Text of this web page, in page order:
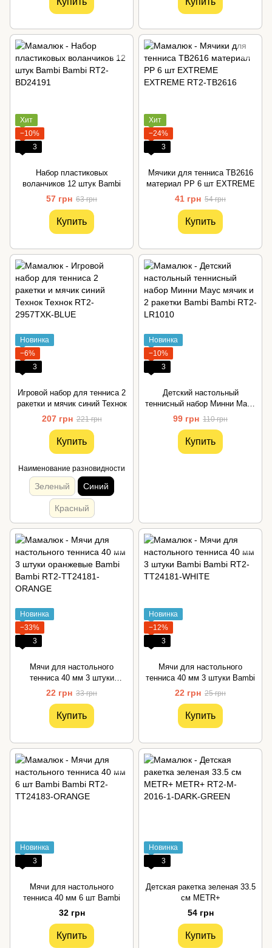
Хит
−10%
3
Набор пластиковых
воланчиков 12 штук Bambi
57 грн 63 грн
Купить
Хит
−24%
3
Мячики для тенниса TB2616
материал PP 6 шт EXTREME
41 грн 54 грн
Купить
Новинка
−6%
3
Игровой набор для тенниса 2
ракетки и мячик синий Технок
207 грн 221 грн
Купить
Наименование разновидности
Зеленый Синий
Красный
Новинка
−10%
3
Детский настольный
теннисный набор Минни Маус
мячик и 2 ракетки Bambi
99 грн 110 грн
Купить
Новинка
−33%
3
Мячи для настольного
тенниса 40 мм 3 штуки
оранжевые Bambi
22 грн 33 грн
Купить
Новинка
−12%
3
Мячи для настольного
тенниса 40 мм 3 штуки Bambi
22 грн 25 грн
Купить
Новинка
3
Мячи для настольного
тенниса 40 мм 6 шт Bambi
32 грн
Купить
Новинка
3
Детская ракетка зеленая 33.5
см METR+
54 грн
Купить